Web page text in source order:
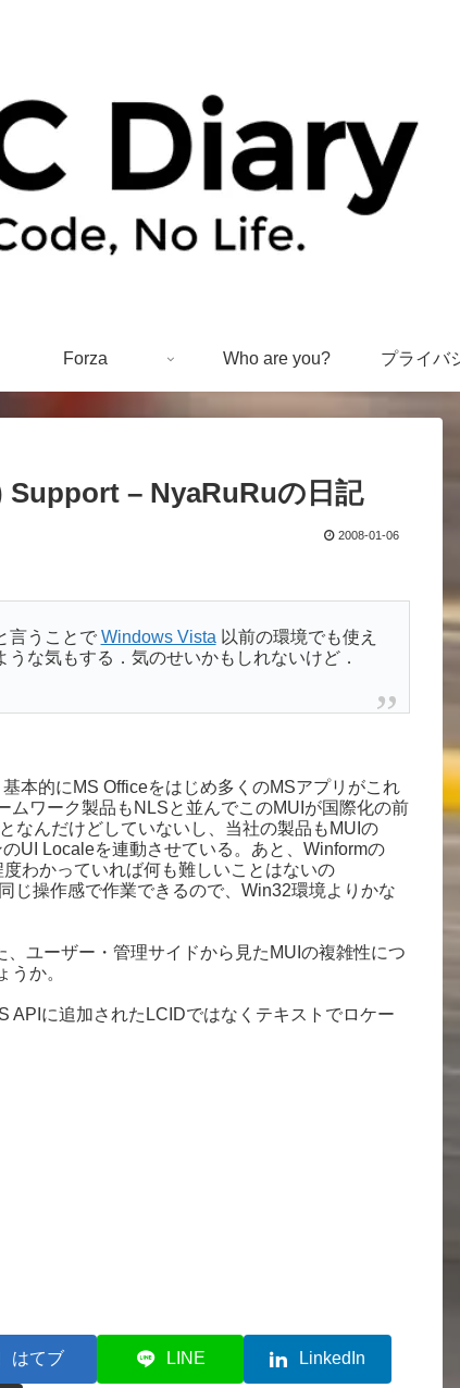
Forza Who are you? プライバ
– NyaRuRuの日記
2008-01-06
言うことで Windows Vista 以前の環境でも使え
な気もする．気のせいかもしれないけど．
本的にMS Officeをはじめ多くのMSアプリがこれ
ムワーク製品もNLSと並んでこのMUIが国際化の前
なんだけどしていないし、当社の製品もMUIの
UI Localeを連動させている。あと、Winformの
わかっていれば何も難しいことはないの
じ操作感で作業できるので、Win32環境よりかな
ユーザー・管理サイドから見たMUIの複雑性につ
うか。
APIに追加されたLCIDではなくテキストでロケー
はてブ LINE LinkedIn